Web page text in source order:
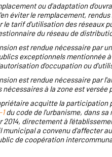
ou d'adaptation
éviter le remplacement,
le tarif d'utilisation des réseaux
du réseau de
est rendue nécessaire par
exceptionnels mentionnée
d'occupation ou
est rendue nécessaire par
nécessaires à la zone est versée
acquitte la participation
du code de l'urbanisme, dans sa
directement à
municipal a convenu d'affecter
de coopération